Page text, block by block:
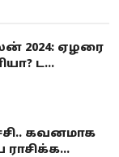
2024: ஏழரை
ட...
கவனமாக